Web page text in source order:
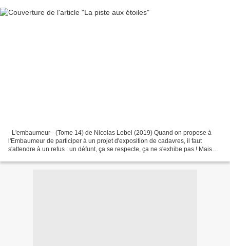
- L'embaumeur - (Tome 14) de Nicolas Lebel (2019) Quand on propose à
l'Embaumeur de participer à un projet d'exposition de cadavres, il faut
s'attendre à un refus : un défunt, ça se respecte, ça ne s'exhibe pas ! Mais